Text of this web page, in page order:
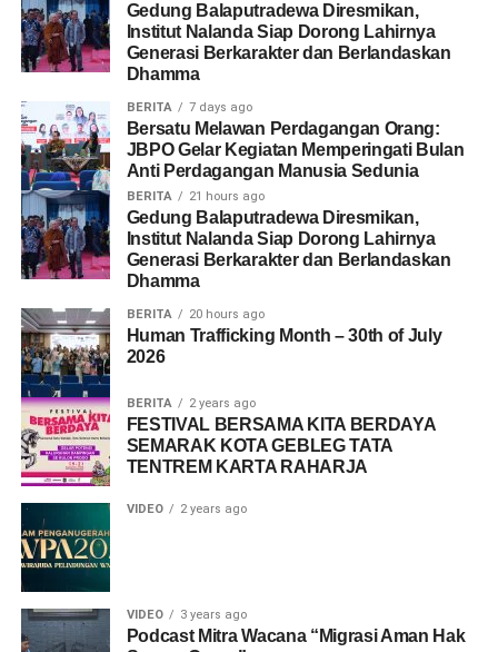
Gedung Balaputradewa Diresmikan,
Institut Nalanda Siap Dorong Lahirnya
Generasi Berkarakter dan Berlandaskan
Dhamma
BERITA 7 days ago
Bersatu Melawan Perdagangan Orang:
JBPO Gelar Kegiatan Memperingati Bulan
Anti Perdagangan Manusia Sedunia
BERITA 21 hours ago
Gedung Balaputradewa Diresmikan,
Institut Nalanda Siap Dorong Lahirnya
Generasi Berkarakter dan Berlandaskan
Dhamma
BERITA 20 hours ago
Human Trafficking Month – 30th of July
2026
BERITA 2 years ago
FESTIVAL BERSAMA KITA BERDAYA
SEMARAK KOTA GEBLEG TATA
TENTREM KARTA RAHARJA
VIDEO 2 years ago
VIDEO 3 years ago
Podcast Mitra Wacana “Migrasi Aman Hak